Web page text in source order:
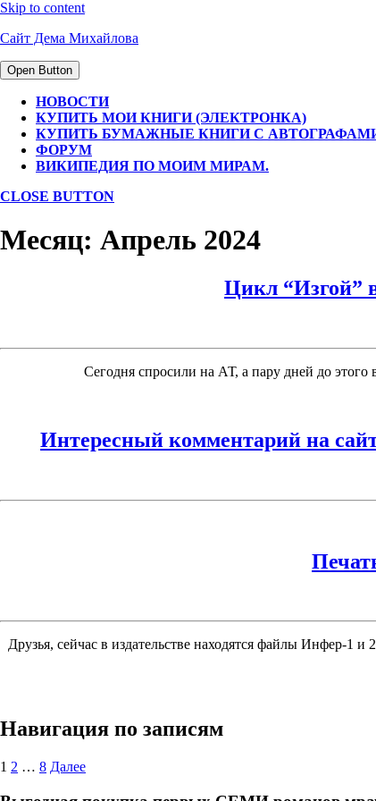
Skip to content
Сайт Дема Михайлова
Open Button
НОВОСТИ
КУПИТЬ МОИ КНИГИ (ЭЛЕКТРОНКА)
КУПИТЬ БУМАЖНЫЕ КНИГИ С
ФОРУМ
ВИКИПЕДИЯ ПО МОИМ МИРАМ.
CLOSE BUTTON
Месяц: Апрель 2024
Цикл “Изгой”
Сегодня спросили на АТ, а пару дней до
Интересный комментарий на
Друзья, сейчас в издательстве находятся файлы Инфер-1
Навигация по записям
1 2 … 8 Далее